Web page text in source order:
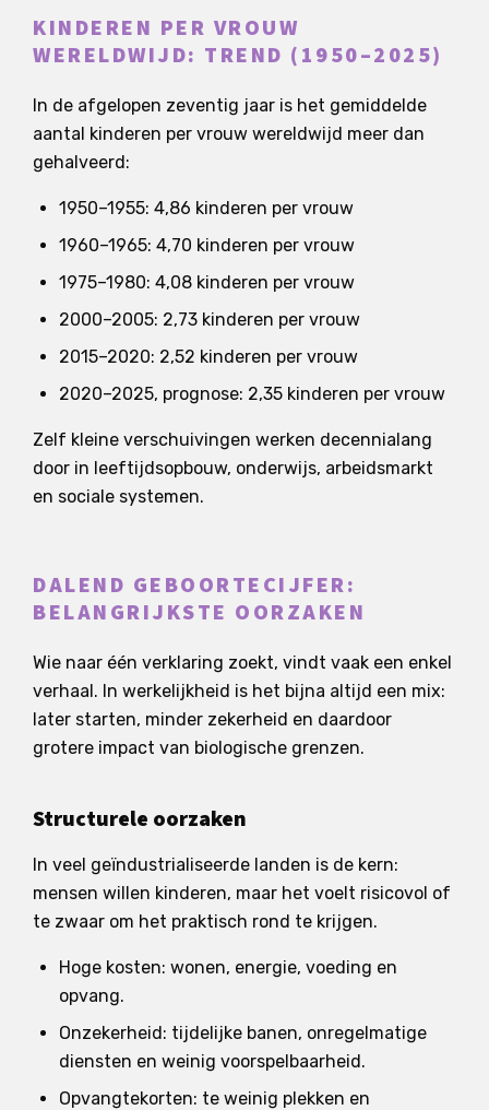
KINDEREN PER VROUW
WERELDWIJD: TREND (1950–2025)
In de afgelopen zeventig jaar is het gemiddelde
aantal kinderen per vrouw wereldwijd meer dan
gehalveerd:
1950–1955: 4,86 kinderen per vrouw
1960–1965: 4,70 kinderen per vrouw
1975–1980: 4,08 kinderen per vrouw
2000–2005: 2,73 kinderen per vrouw
2015–2020: 2,52 kinderen per vrouw
2020–2025, prognose: 2,35 kinderen per vrouw
Zelf kleine verschuivingen werken decennialang
door in leeftijdsopbouw, onderwijs, arbeidsmarkt
en sociale systemen.
DALEND GEBOORTECIJFER:
BELANGRIJKSTE OORZAKEN
Wie naar één verklaring zoekt, vindt vaak een enkel
verhaal. In werkelijkheid is het bijna altijd een mix:
later starten, minder zekerheid en daardoor
grotere impact van biologische grenzen.
Structurele oorzaken
In veel geïndustrialiseerde landen is de kern:
mensen willen kinderen, maar het voelt risicovol of
te zwaar om het praktisch rond te krijgen.
Hoge kosten: wonen, energie, voeding en
opvang.
Onzekerheid: tijdelijke banen, onregelmatige
diensten en weinig voorspelbaarheid.
Opvangtekorten: te weinig plekken en